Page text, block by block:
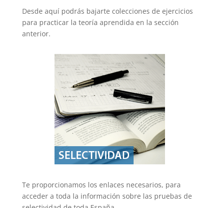
Desde aquí podrás bajarte colecciones de ejercicios
para practicar la teoría aprendida en la sección
anterior.
Te proporcionamos los enlaces necesarios, para
acceder a toda la información sobre las pruebas de